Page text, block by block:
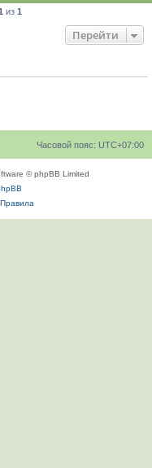
из 1
Перейти
Часовой пояс: UTC+07:00
© phpBB Limited
Правила